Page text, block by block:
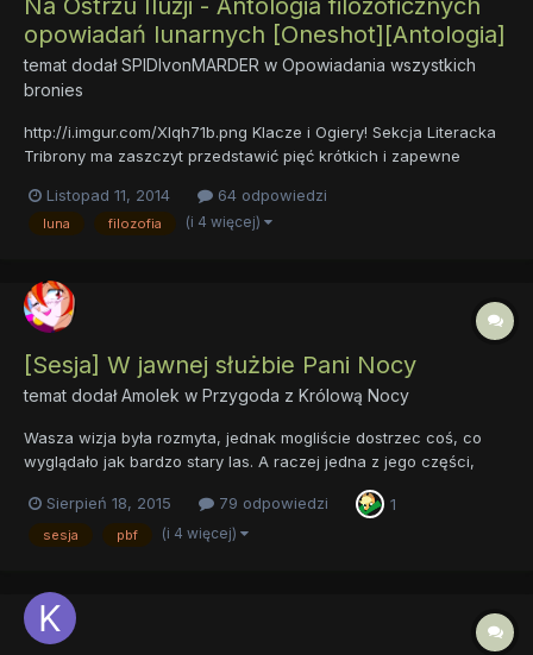
opowiadań lunarnych [Oneshot][Antologia]
temat dodałSPIDIvonMARDER w Opowiadania wszystkich
bronies
http://i.imgur.com/Xlqh71b.png Klacze i Ogiery! Sekcja Literacka
Tribrony ma zaszczyt przedstawić pięć krótkich i zapewne
Berkeley'a uznaliśmy, że wszechotaczający nas świat to
kłamstwo! Iluzja! Teatr! Ktoś p...
Listopad 11, 2014 64 odpowiedzi
luna filozofia (i 4 więcej)
[Sesja] W jawnej służbie Pani Nocy
temat dodałAmolek w Przygoda z Królową Nocy
Wasza wizja była rozmyta, jednak mogliście dostrzec coś, co
wyglądało jak bardzo stary las. A raczej jedna z jego części,
łańcuch górski. Obraz nie utrzymywał się długo i powoli
wracaliście do rzeczywistości. Pierwszym odczuciem był chłód...
Sierpień 18, 2015 79 odpowiedzi 1
sesja pbf (i 4 więcej)